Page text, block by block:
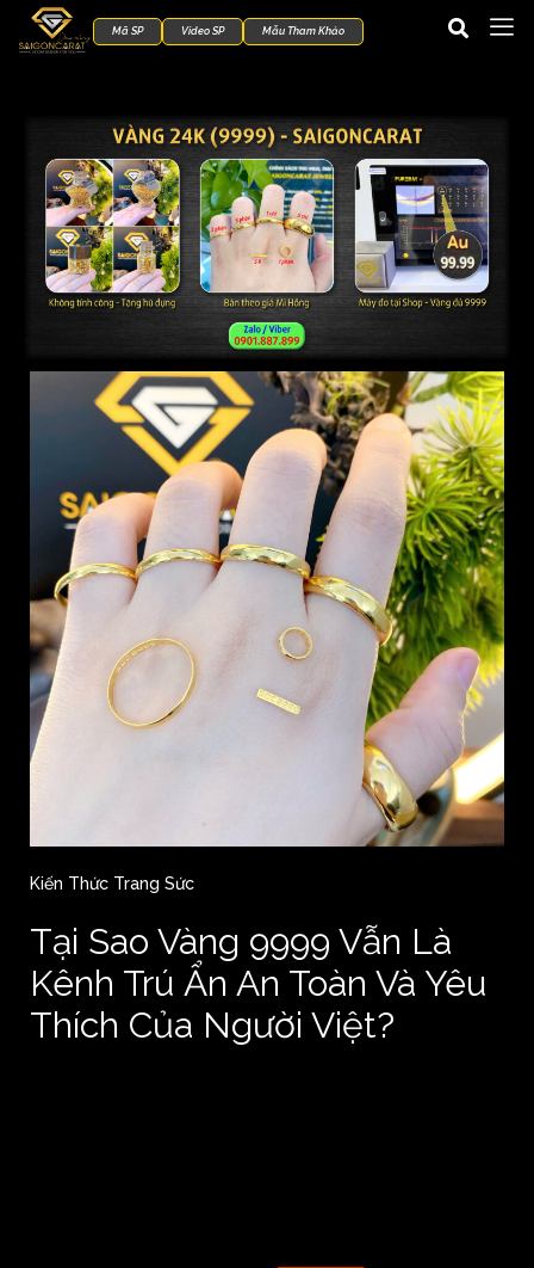
Mã SP Video SP Mẫu Tham Khảo
Kiến Thức Trang Sức
Tại Sao Vàng 9999 Vẫn Là
Kênh Trú Ẩn An Toàn Và Yêu
Thích Của Người Việt?